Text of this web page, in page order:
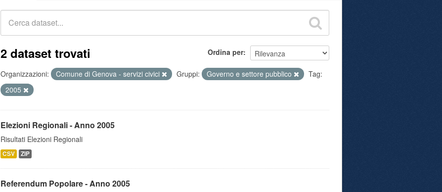
Ordina per
2 dataset trovati
Organizzazioni: Comune di Genova - servizi civici Gruppi: Governo e settore pubblico
Tag:
2005
Elezioni Regionali - Anno 2005
Risultati Elezioni Regionali
CSV ZIP
Referendum Popolare - Anno 2005